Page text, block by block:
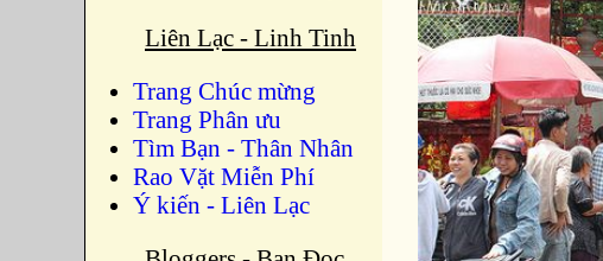
Liên Lạc - Linh Tinh
Trang Chúc mừng
Trang Phân ưu
Tìm Bạn - Thân Nhân
Rao Vặt Miễn Phí
Ý kiến - Liên Lạc